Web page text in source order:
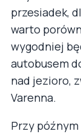
przesiadek,
warto
wygodniej
autobusem
nad jezioro,
Varenna.
Przy